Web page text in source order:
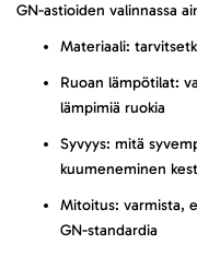
GN-astioiden valinnassa
Materiaali:
Ruoan lämpötilat:
lämpimiä ruokia
Syvyys: mitä
kuumeneminen
Mitoitus: varmista,
GN-standardia